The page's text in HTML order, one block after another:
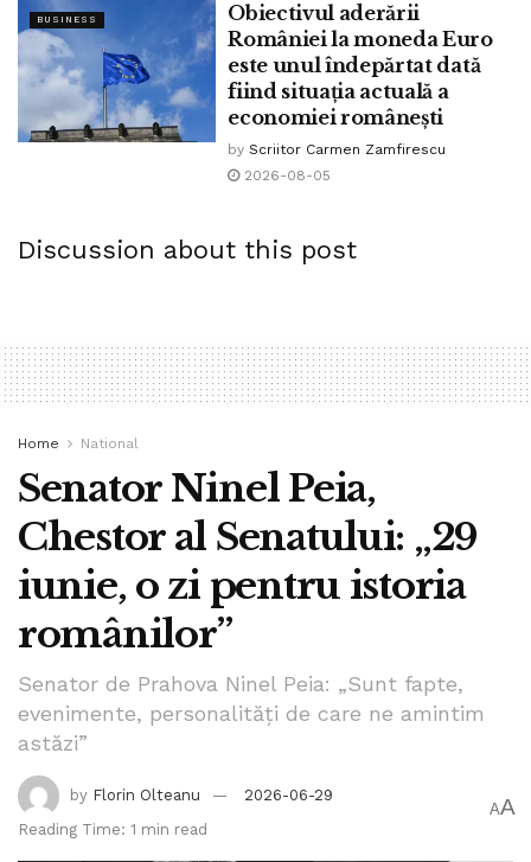
BUSINESS
Obiectivul aderării
României la moneda Euro
este unul îndepărtat dată
fiind situația actuală a
economiei românești
by Scriitor Carmen Zamfirescu
2026-08-05
Discussion about this post
Home National
Senator Ninel Peia,
Chestor al Senatului: „29
iunie, o zi pentru istoria
românilor”
Senator de Prahova Ninel Peia: „Sunt fapte,
evenimente, personalități de care ne amintim
astăzi”
by Florin Olteanu
2026-06-29
Reading Time: 1 min read
AA